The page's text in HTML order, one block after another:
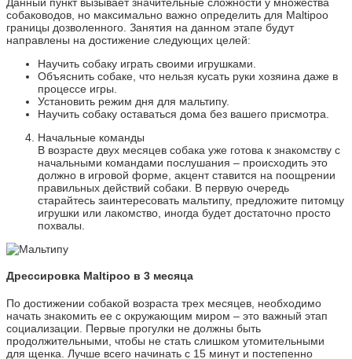
собаководов, но максимально важно определить для Maltipoo
границы дозволенного. Занятия на данном этапе будут
направлены на достижение следующих целей:
Научить собаку играть своими игрушками.
Объяснить собаке, что нельзя кусать руки хозяина даже в
процессе игры.
Установить режим дня для мальтипу.
Научить собаку оставаться дома без вашего присмотра.
Начальные команды
В возрасте двух месяцев собака уже готова к знакомству с
начальными командами послушания – происходить это
должно в игровой форме, акцент ставится на поощрении
правильных действий собаки. В первую очередь
старайтесь заинтересовать мальтипу, предложите питомцу
игрушки или лакомство, иногда будет достаточно просто
похвалы.
Дрессировка Maltipoo в 3 месяца
По достижении собакой возраста трех месяцев, необходимо
начать знакомить ее с окружающим миром – это важный этап
социализации. Первые прогулки не должны быть
продолжительными, чтобы не стать слишком утомительными
для щенка. Лучше всего начинать с 15 минут и постепенно